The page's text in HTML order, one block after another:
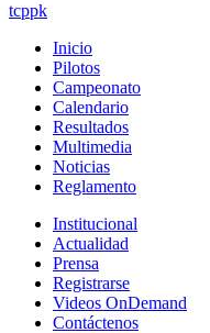
tcppk
Inicio
Pilotos
Campeonato
Calendario
Resultados
Multimedia
Noticias
Reglamento
Institucional
Actualidad
Prensa
Registrarse
Videos OnDemand
Contáctenos